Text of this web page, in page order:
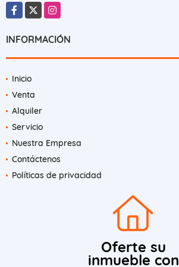
Facebook
X Instagram
INFORMACIÓN
Inicio
Venta
Alquiler
Servicio
Nuestra Empresa
Contáctenos
Políticas de privacidad
Oferte su
inmueble con